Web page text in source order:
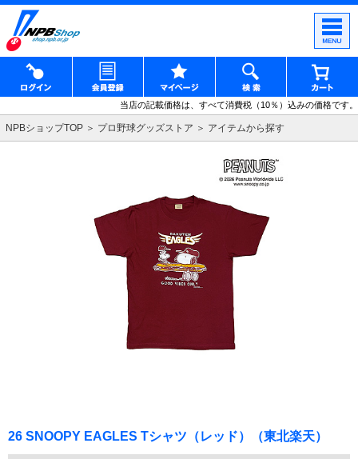
当店の記載価格は、すべて消費税（10％）込みの価格です。
NPBショップTOP プロ野球グッズストア アイテムから探す
26 SNOOPY EAGLES Tシャツ（レッド）（東北楽天）